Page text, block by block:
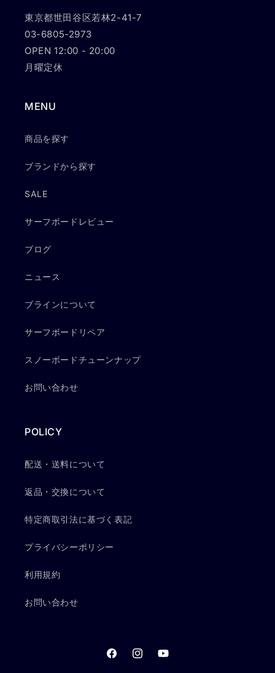
東京都世田谷区若林2-41-7
03-6805-2973
OPEN 12:00 - 20:00
月曜定休
MENU
商品を探す
ブランドから探す
SALE
サーフボードレビュー
ブログ
ニュース
ブラインについて
サーフボードリペア
スノーボードチューンナップ
お問い合わせ
POLICY
配送・送料について
返品・交換について
特定商取引法に基づく表記
プライバシーポリシー
利用規約
お問い合わせ
FacebookInstagramYouTube